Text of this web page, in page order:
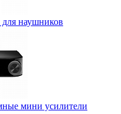
наушников
мини усилители